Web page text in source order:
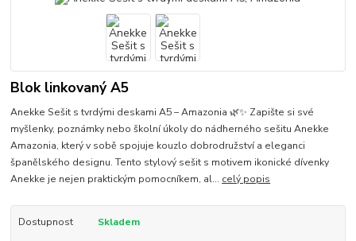
Blok linkovaný A5
Anekke Sešit s tvrdými deskami A5 – Amazonia 🌿✨ Zapište si své
myšlenky, poznámky nebo školní úkoly do nádherného sešitu Anekke
Amazonia, který v sobě spojuje kouzlo dobrodružství a eleganci
španělského designu. Tento stylový sešit s motivem ikonické dívenky
Anekke je nejen praktickým pomocníkem, al... celý popis
Dostupnost Skladem